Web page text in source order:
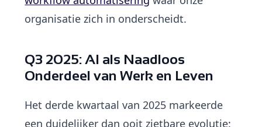
organisatie zich in onderscheidt.
Q3 2025: AI als Naadloos
Onderdeel van Werk en Leven
Het derde kwartaal van 2025 markeerde
een duidelijker dan ooit zietbare evolutie: